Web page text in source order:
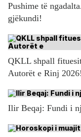
Pushime të
gjëkundi!
QKLL shpall
Autorët e Rinj 2026!
Ilir Beqaj: Fundi i